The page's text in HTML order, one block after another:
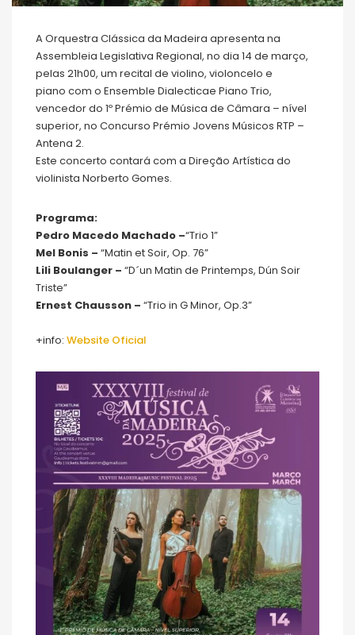
A Orquestra Clássica da Madeira apresenta na
Assembleia Legislativa Regional, no dia 14 de março,
pelas 21h00, um recital de violino, violoncelo e
piano com o Ensemble Dialecticae Piano Trio,
vencedor do 1º Prémio de Música de Câmara – nível
superior, no Concurso Prémio Jovens Músicos RTP –
Antena 2.
Este concerto contará com a Direção Artística do
violinista Norberto Gomes.
Programa:
Pedro Macedo Machado –“Trio 1”
Mel Bonis – “Matin et Soir, Op. 76”
Lili Boulanger – “D´un Matin de Printemps, Dún Soir
Triste”
Ernest Chausson – “Trio in G Minor, Op.3”
+info: Website Oficial